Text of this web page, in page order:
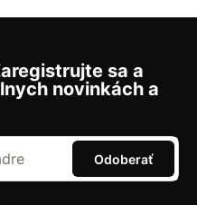
sa a
novinkách a
Odoberať